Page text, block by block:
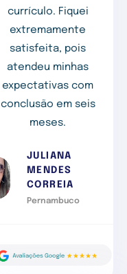
currículo. Fiquei
extremamente
satisfeita, pois
atendeu minhas
expectativas com
conclusão em seis
meses.
JULIANA
MENDES
CORREIA
Pernambuco